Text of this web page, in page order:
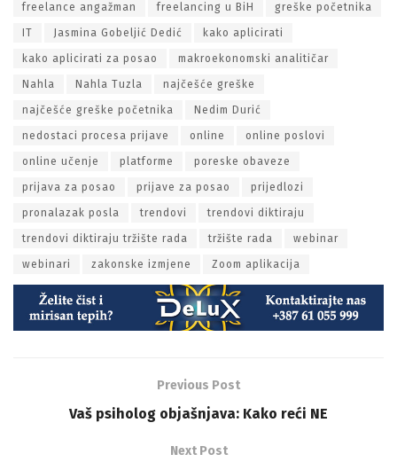
freelance angažman freelancing u BiH greške početnika
IT Jasmina Gobeljić Dedić kako aplicirati
kako aplicirati za posao makroekonomski analitičar
Nahla Nahla Tuzla najčešće greške
najčešće greške početnika Nedim Durić
nedostaci procesa prijave online online poslovi
online učenje platforme poreske obaveze
prijava za posao prijave za posao prijedlozi
pronalazak posla trendovi trendovi diktiraju
trendovi diktiraju tržište rada tržište rada webinar
webinari zakonske izmjene Zoom aplikacija
Previous Post
Vaš psiholog objašnjava: Kako reći NE
Next Post